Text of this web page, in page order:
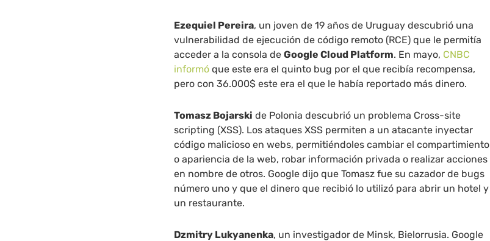
Ezequiel Pereira, un joven de 19 años de Uruguay descubrió una
vulnerabilidad de ejecución de código remoto (RCE) que le permitía
acceder a la consola deGoogle Cloud Platform. En mayo, CNBC
informó que este era el quinto bug por el que recibía recompensa,
pero con 36.000$ este era el que le había reportado más dinero.
Tomasz Bojarski de Polonia descubrió un problema Cross-site
scripting (XSS). Los ataques XSS permiten a un atacante inyectar
código malicioso en webs, permitiéndoles cambiar el compartimiento
o apariencia de la web, robar información privada o realizar acciones
en nombre de otros. Google dijo que Tomasz fue su cazador de bugs
número uno y que el dinero que recibió lo utilizó para abrir un hotel y
un restaurante.
Dzmitry Lukyanenka, un investigador de Minsk, Bielorrusia. Google